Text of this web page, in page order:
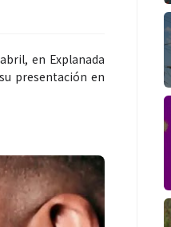
en Explanada
presentación en